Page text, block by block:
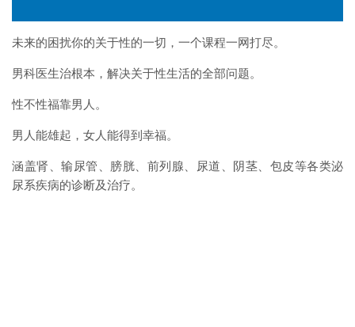
未来的困扰你的关于性的一切，一个课程一网打尽。
男科医生治根本，解决关于性生活的全部问题。
性不性福靠男人。
男人能雄起，女人能得到幸福。
涵盖肾、输尿管、膀胱、前列腺、尿道、阴茎、包皮等各类泌
尿系疾病的诊断及治疗。